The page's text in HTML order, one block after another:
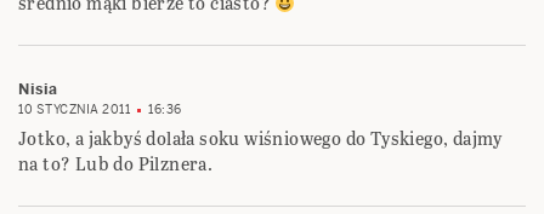
Nisia
10 STYCZNIA 2011 16:36
Jotko, a jakbyś dolała soku wiśniowego do Tyskiego, dajmy
na to? Lub do Pilznera.